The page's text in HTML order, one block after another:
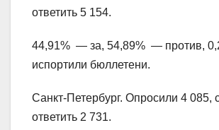
ответить 5 154.
44,91% — за, 54,89% — против,
испортили бюллетени.
Cанкт-Петербург. Опросили 4 085,
ответить 2 731.